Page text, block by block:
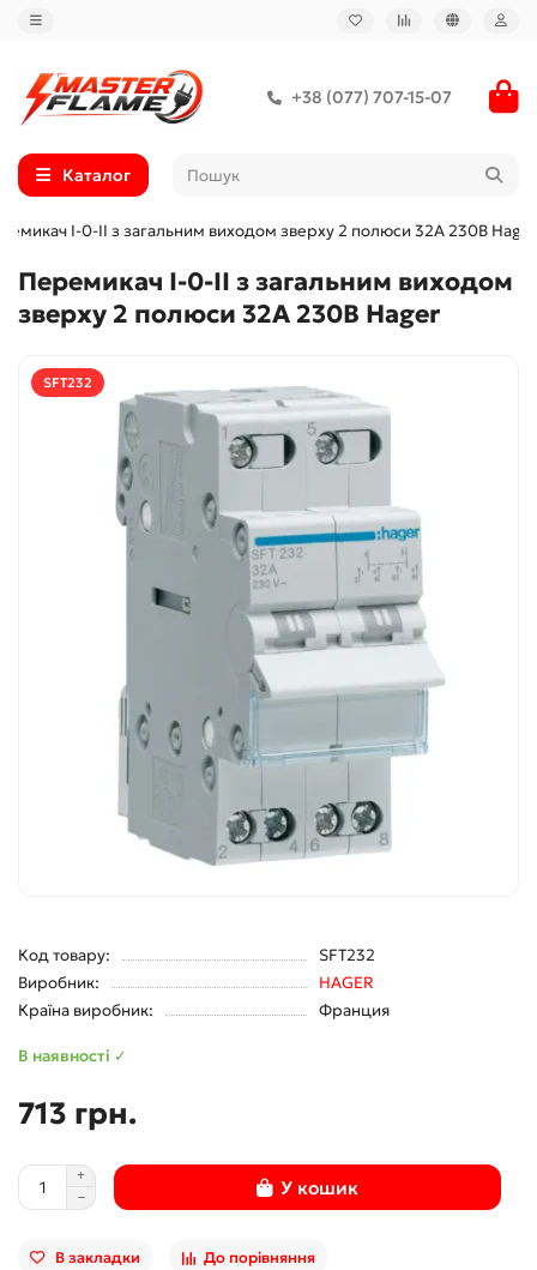
+38 (077) 707-15-07
Каталог
I-0-II з загальним виходом зверху 2 полюси 32А 230В Hager
Перемикач I-0-II з загальним виходом
зверху 2 полюси 32А 230В Hager
SFT232
Код товару:
SFT232
Виробник:
HAGER
Країна виробник:
Франция
В наявності ✓
713 грн.
У кошик
В закладки До порівняння